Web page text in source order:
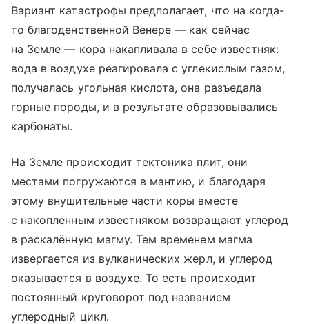
Вариант катастрофы предполагает, что на когда-
то благоденственной Венере — как сейчас
на Земле — кора накапливала в себе известняк:
вода в воздухе реагировала с углекислым газом,
получалась угольная кислота, она разъедала
горные породы, и в результате образовывались
карбонаты.
На Земле происходит тектоника плит, они
местами погружаются в мантию, и благодаря
этому внушительные части коры вместе
с накопленным известняком возвращают углерод
в раскалённую магму. Тем временем магма
извергается из вулканических жерл, и углерод
оказывается в воздухе. То есть происходит
постоянный круговорот под названием
углеродный цикл.